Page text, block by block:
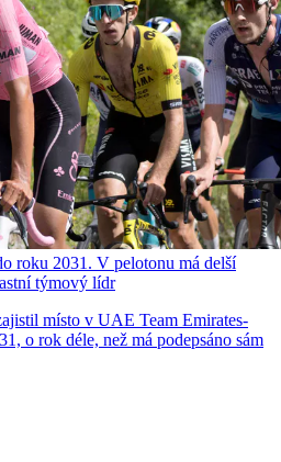
roku 2031. V pelotonu má delší
týmový lídr
místo v UAE Team Emirates-
o rok déle, než má podepsáno sám